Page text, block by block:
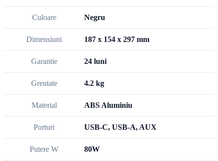
Culoare Negru
Dimensiuni 187 x 154 x 297 mm
Garantie 24 luni
Greutate 4.2 kg
Material ABS Aluminiu
Porturi USB-C, USB-A, AUX
Putere W 80W